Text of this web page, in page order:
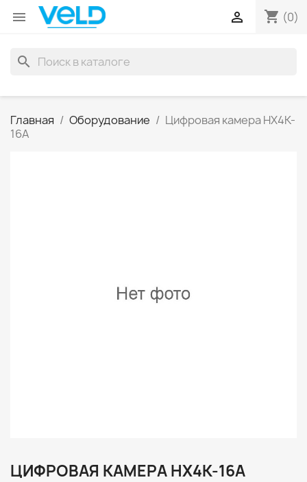
 shopping_cart (0)

search
Главная Оборудование
Цифровая камера HX4K-
16A
ЦИФРОВАЯ КАМЕРА HX4K-16A